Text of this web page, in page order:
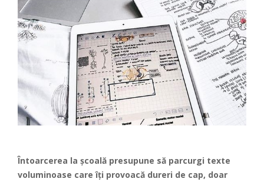
Întoarcerea la școală presupune să parcurgi texte
voluminoase care îți provoacă dureri de cap, doar